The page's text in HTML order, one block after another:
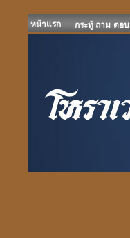
หน้าแรก กระทู้ ถาม-ตอบ